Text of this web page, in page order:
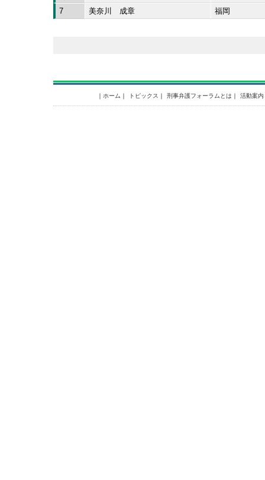
7
美奈川 成章 福岡
｜ ホーム ｜ トピックス ｜ 刑事弁護フォーラムとは ｜ 活動案内